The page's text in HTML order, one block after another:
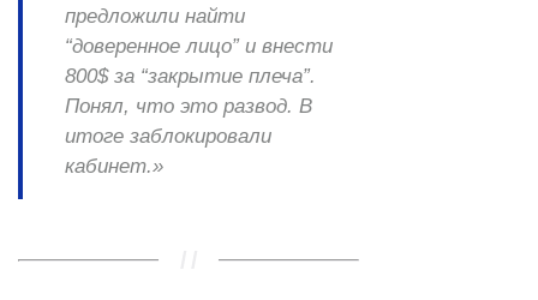
предложили найти
“доверенное лицо” и внести
800$ за “закрытие плеча”.
Понял, что это развод. В
итоге заблокировали
кабинет.»